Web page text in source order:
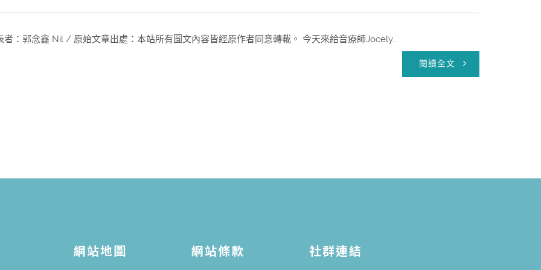
者：郭念鑫 Nil / 原始文章出處：本站所有圖文內容皆經原作者同意轉載。 今天來給音療師Jocely...
閱讀全文
網站地圖 網站條款 社群連結